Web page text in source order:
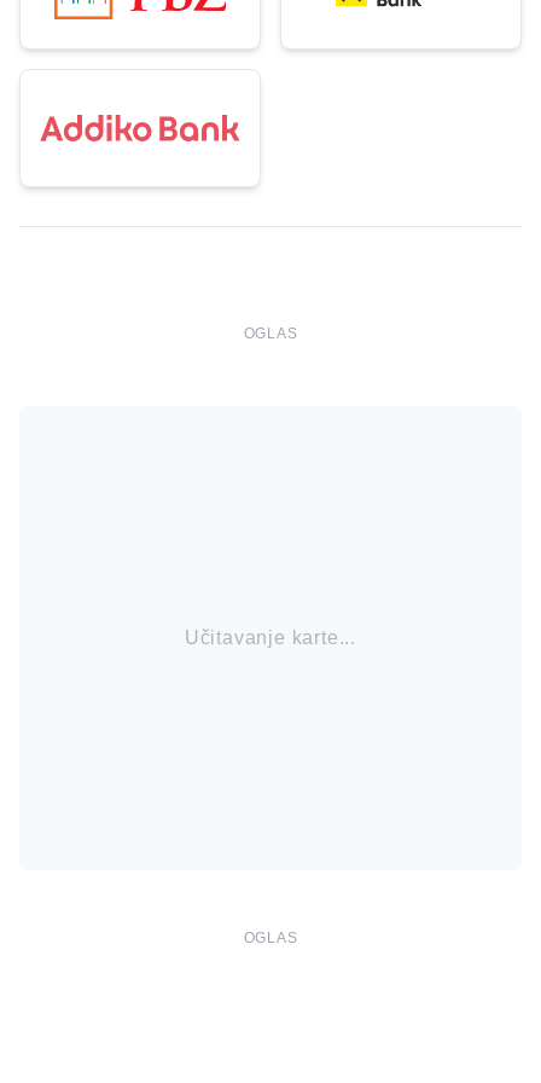
nekretnina u ponudi u centru grada, s netom
prilika je doista rijetka i neponovljiva na tržištu.
Pozivamo vas da iskoristite ovu jedinstvenu priliku i
OGLAS
Učitavanje karte...
OGLAS